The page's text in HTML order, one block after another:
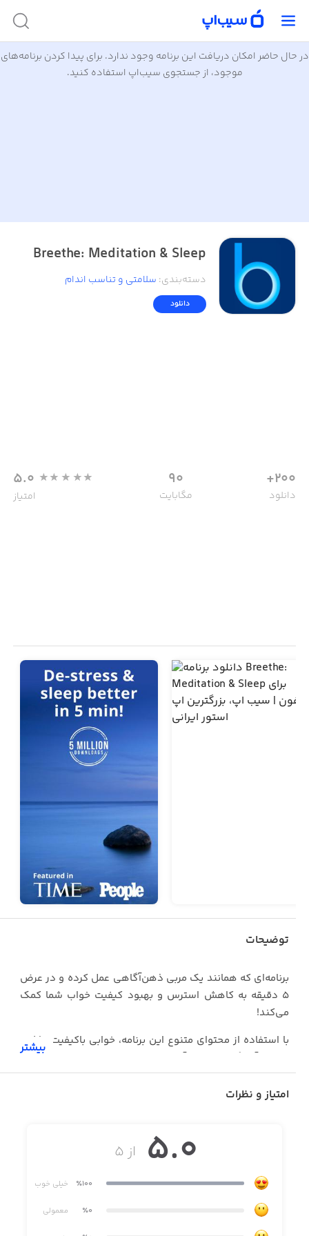
در حال حاضر امکان دریافت این برنامه وجود ندارد. برای پیدا کردن برنامه‌های
موجود، از جستجوی سیب‌اپ استفاده کنید.
Breethe: Meditation & Sleep
دسته‌بندی: سلامتی و تناسب اندام
دانلود
200+
دانلود
90
مگابایت
5.0
امتیاز
توضیحات
برنامه‌ای که همانند یک مربی ذهن‌آگاهی عمل کرده و در عرض
۵ دقیقه به کاهش استرس و بهبود کیفیت خواب شما کمک
می‌کند!
با استفاده از محتوای متنوع این برنامه، خوابی باکیفیت داشته
باشید: آهنگ‌های خواب‌آور، صدای طبیعت، مراقبه هدایت‌شده،
داستان‌های شبانه، جلسات خواب‌درمانی و...
با استفاده از مراقبه‌های هدایت‌شده، صحبت‌های انگیزشی و
پیشرفت فردی، با چالش‌های زندگی روبرو شوید.
· ساعت‌ها موسیقی و صدای طبیعت برای کمک به آرامش،
مراقبه، افزایش تمرکز و بهبود کیفیت خواب
بیشتر
امتیاز و نظرات
از ۵ 5.0
٪100 خیلی خوب
٪0 معمولی